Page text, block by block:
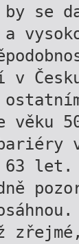
se
v
věku
63 let.